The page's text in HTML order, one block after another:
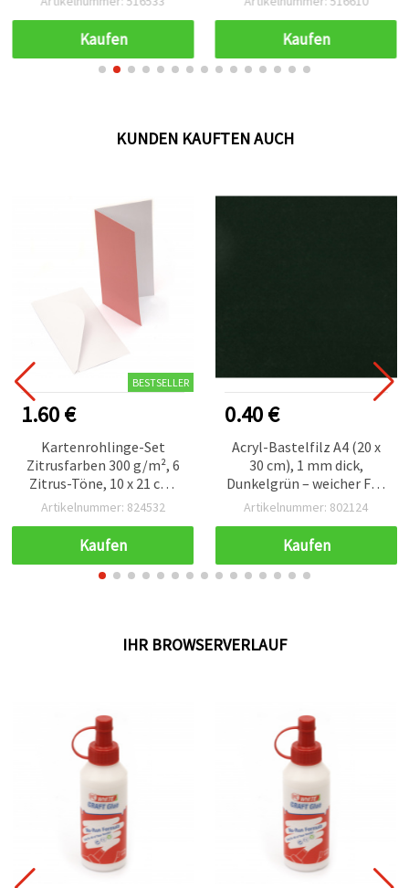
Kaufen
Möbelreparatur &
Bastelprojekte
Kaufen
KUNDEN KAUFTEN AUCH
BESTSELLER
1.60 €
Kartenrohlinge-Set
Zitrusfarben 300 g/m², 6
Zitrus-Töne, 10 x 21 cm,
mit weißen Umschlägen
Stück, sortiert (Mix)
Artikelnummer: 824532
Kaufen
0.40 €
Acryl-Bastelfilz A4 (20 x
30 cm), 1 mm dick,
Dunkelgrün – weicher Filz
für Basteln, Nähen,
Dekoration, 1 Blatt
Artikelnummer: 802124
Kaufen
IHR BROWSERVERLAUF